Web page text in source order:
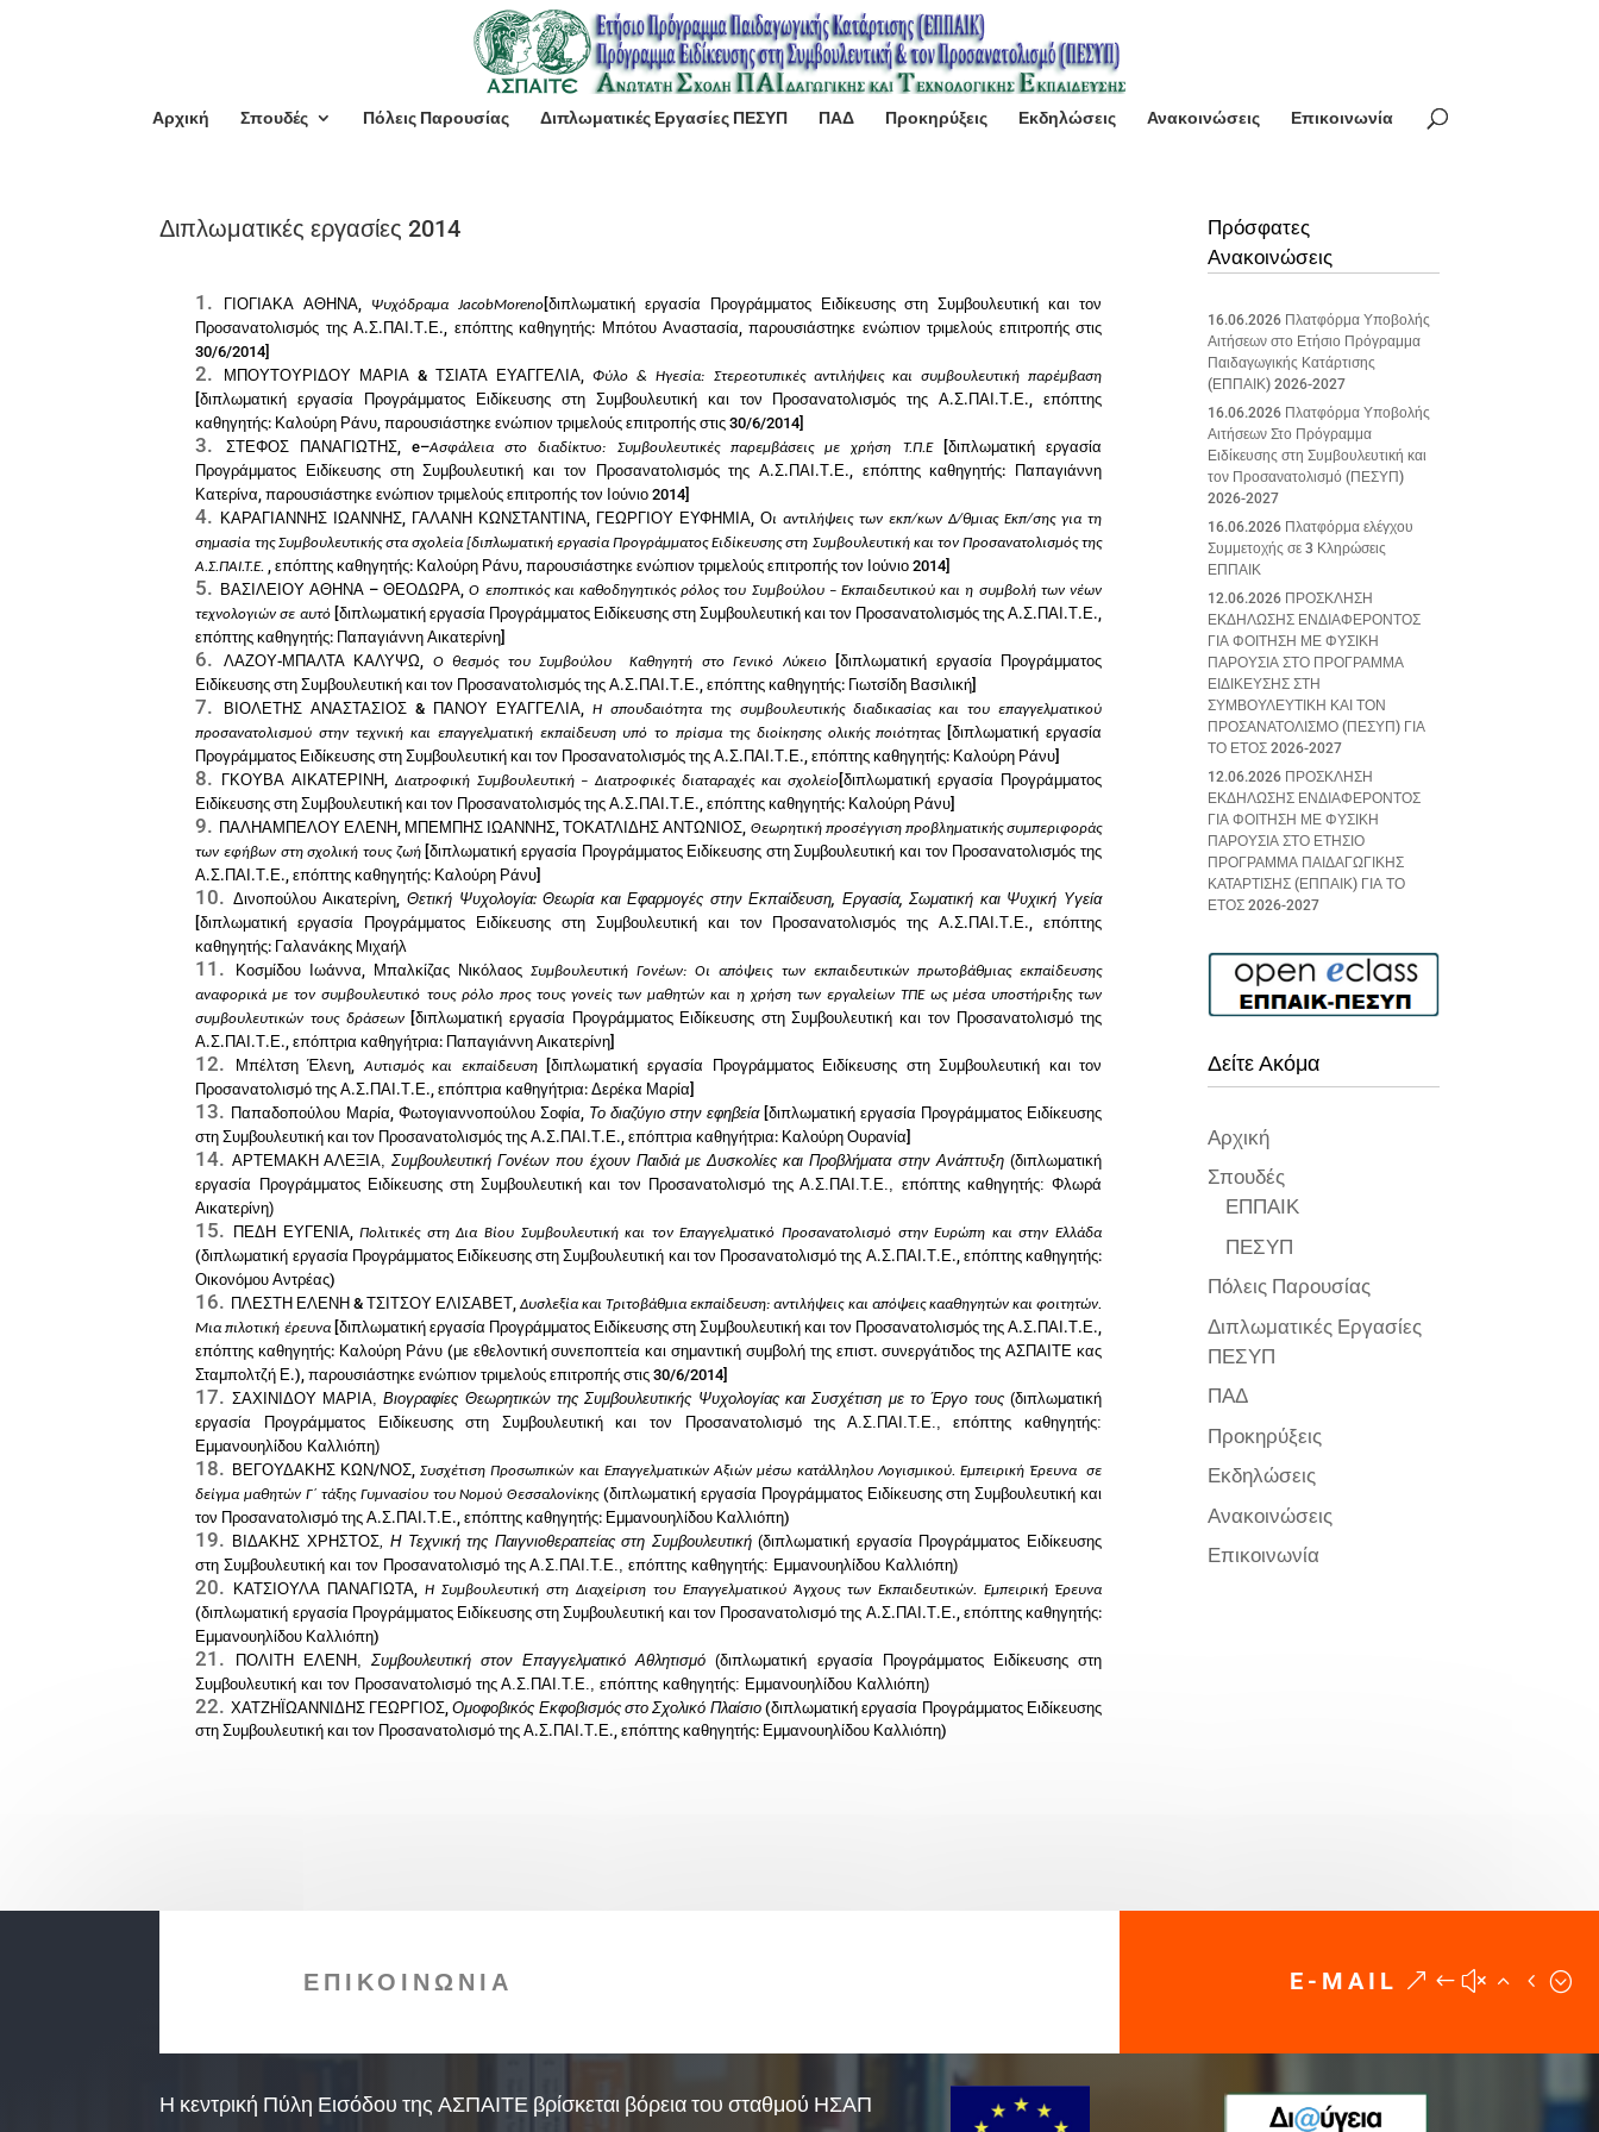
Αρχική Σπουδές Πόλεις Παρουσίας Διπλωματικές Εργασίες ΠΕΣΥΠ ΠΑΔ Προκηρύξεις Εκδηλώσεις Ανακοινώσεις Επικοινωνία
Διπλωματικές εργασίες 2014
ΓΙΟΓΙΑΚΑ ΑΘΗΝΑ, Ψυχόδραμα JacobMoreno[διπλωματική εργασία Προγράμματος Ειδίκευσης στη Συμβουλευτική και τον
Προσανατολισμός της Α.Σ.ΠΑΙ.Τ.Ε., επόπτης καθηγητής: Μπότου Αναστασία, παρουσιάστηκε ενώπιον τριμελούς επιτροπής στις
30/6/2014]
ΜΠΟΥΤΟΥΡΙΔΟΥ ΜΑΡΙΑ & ΤΣΙΑΤΑ ΕΥΑΓΓΕΛΙΑ,Φύλο & Ηγεσία: Στερεοτυπικές αντιλήψεις και συμβουλευτική παρέμβαση
[διπλωματική εργασία Προγράμματος Ειδίκευσης στη Συμβουλευτική και τον Προσανατολισμός της Α.Σ.ΠΑΙ.Τ.Ε., επόπτης
καθηγητής: Καλούρη Ράνυ, παρουσιάστηκε ενώπιον τριμελούς επιτροπής στις 30/6/2014]
ΣΤΕΦΟΣ ΠΑΝΑΓΙΩΤΗΣ,e–Ασφάλεια στο διαδίκτυο: Συμβουλευτικές παρεμβάσεις με χρήση Τ.Π.Ε
[διπλωματική εργασία
Προγράμματος Ειδίκευσης στη Συμβουλευτική και τον Προσανατολισμός της Α.Σ.ΠΑΙ.Τ.Ε., επόπτης καθηγητής: Παπαγιάννη
Κατερίνα, παρουσιάστηκε ενώπιον τριμελούς επιτροπής τον Ιούνιο 2014]
ΚΑΡΑΓΙΑΝΝΗΣ ΙΩΑΝΝΗΣ, ΓΑΛΑΝΗ ΚΩΝΣΤΑΝΤΙΝΑ, ΓΕΩΡΓΙΟΥ ΕΥΦΗΜΙΑ,Οι αντιλήψεις των εκπ/κων Δ/θμιας Εκπ/σης για τη
σημασία της Συμβουλευτικής στα σχολεία [διπλωματική εργασία Προγράμματος Ειδίκευσης στη Συμβουλευτική και τον Προσανατολισμός της
Α.Σ.ΠΑΙ.Τ.Ε., επόπτης καθηγητής: Καλούρη Ράνυ, παρουσιάστηκε ενώπιον τριμελούς επιτροπής τον Ιούνιο 2014]
ΒΑΣΙΛΕΙΟΥ ΑΘΗΝΑ – ΘΕΟΔΩΡΑ, Ο εποπτικός και καθοδηγητικός ρόλος του Συμβούλου – Εκπαιδευτικού και η συμβολή των νέων
τεχνολογιών σε αυτό[διπλωματική εργασία Προγράμματος Ειδίκευσης στη Συμβουλευτική και τον Προσανατολισμός της Α.Σ.ΠΑΙ.Τ.Ε.,
επόπτης καθηγητής: Παπαγιάννη Αικατερίνη]
ΛΑΖΟΥ-ΜΠΑΛΤΑ ΚΑΛΥΨΩ, Ο θεσμός του Συμβούλου Καθηγητή στο Γενικό Λύκειο[διπλωματική εργασία Προγράμματος
Ειδίκευσης στη Συμβουλευτική και τον Προσανατολισμός της Α.Σ.ΠΑΙ.Τ.Ε., επόπτης καθηγητής: Γιωτσίδη Βασιλική]
ΒΙΟΛΕΤΗΣ ΑΝΑΣΤΑΣΙΟΣ & ΠΑΝΟΥ ΕΥΑΓΓΕΛΙΑ,Η σπουδαιότητα της συμβουλευτικής διαδικασίας και του επαγγελματικού
προσανατολισμού στην τεχνική και επαγγελματική εκπαίδευση υπό το πρίσμα της διοίκησης ολικής ποιότητας[διπλωματική εργασία
Προγράμματος Ειδίκευσης στη Συμβουλευτική και τον Προσανατολισμός της Α.Σ.ΠΑΙ.Τ.Ε., επόπτης καθηγητής: Καλούρη Ράνυ]
ΓΚΟΥΒΑ ΑΙΚΑΤΕΡΙΝΗ, Διατροφική Συμβουλευτική – Διατροφικές διαταραχές και σχολείο[διπλωματική εργασία Προγράμματος
Ειδίκευσης στη Συμβουλευτική και τον Προσανατολισμός της Α.Σ.ΠΑΙ.Τ.Ε., επόπτης καθηγητής: Καλούρη Ράνυ]
ΠΑΛΗΑΜΠΕΛΟΥ ΕΛΕΝΗ, ΜΠΕΜΠΗΣ ΙΩΑΝΝΗΣ, ΤΟΚΑΤΛΙΔΗΣ ΑΝΤΩΝΙΟΣ, Θεωρητική προσέγγιση προβληματικής συμπεριφοράς
των εφήβων στη σχολική τους ζωή [διπλωματική εργασία Προγράμματος Ειδίκευσης στη Συμβουλευτική και τον Προσανατολισμός της
Α.Σ.ΠΑΙ.Τ.Ε., επόπτης καθηγητής: Καλούρη Ράνυ]
Δινοπούλου Αικατερίνη,Θετική Ψυχολογία: Θεωρία και Εφαρμογές στην Εκπαίδευση, Εργασία, Σωματική και Ψυχική Υγεία
[διπλωματική εργασία Προγράμματος Ειδίκευσης στη Συμβουλευτική και τον Προσανατολισμός της Α.Σ.ΠΑΙ.Τ.Ε., επόπτης
καθηγητής: Γαλανάκης Μιχαήλ
Κοσμίδου Ιωάννα, Μπαλκίζας ΝικόλαοςΣυμβουλευτική Γονέων: Οι απόψεις των εκπαιδευτικών πρωτοβάθμιας εκπαίδευσης
αναφορικά με τον συμβουλευτικό τους ρόλο προς τους γονείς των μαθητών και η χρήση των εργαλείων ΤΠΕ ως μέσα υποστήριξης των
συμβουλευτικών τους δράσεων [διπλωματική εργασία Προγράμματος Ειδίκευσης στη Συμβουλευτική και τον Προσανατολισμό της
Α.Σ.ΠΑΙ.Τ.Ε., επόπτρια καθηγήτρια: Παπαγιάννη Αικατερίνη]
Μπέλτση Έλενη,Αυτισμός και εκπαίδευση[διπλωματική εργασία Προγράμματος Ειδίκευσης στη Συμβουλευτική και τον
Προσανατολισμό της Α.Σ.ΠΑΙ.Τ.Ε., επόπτρια καθηγήτρια: Δερέκα Μαρία]
Παπαδοπούλου Μαρία, Φωτογιαννοπούλου Σοφία, Το διαζύγιο στην εφηβεία [διπλωματική εργασία Προγράμματος Ειδίκευσης
στη Συμβουλευτική και τον Προσανατολισμός της Α.Σ.ΠΑΙ.Τ.Ε., επόπτρια καθηγήτρια: Καλούρη Ουρανία]
ΑΡΤΕΜΑΚΗ ΑΛΕΞΙΑ, Συμβουλευτική Γονέων που έχουν Παιδιά με Δυσκολίες και Προβλήματα στην Ανάπτυξη(διπλωματική
εργασία Προγράμματος Ειδίκευσης στη Συμβουλευτική και τον Προσανατολισμό της Α.Σ.ΠΑΙ.Τ.Ε., επόπτης καθηγητής: Φλωρά
Αικατερίνη)
ΠΕΔΗ ΕΥΓΕΝΙΑ,Πολιτικές στη Δια Βίου Συμβουλευτική και τον Επαγγελματικό Προσανατολισμό στην Ευρώπη και στην Ελλάδα
(διπλωματική εργασία Προγράμματος Ειδίκευσης στη Συμβουλευτική και τον Προσανατολισμό της Α.Σ.ΠΑΙ.Τ.Ε., επόπτης καθηγητής:
Οικονόμου Αντρέας)
ΠΛΕΣΤΗ ΕΛΕΝΗ & ΤΣΙΤΣΟΥ ΕΛΙΣΑΒΕΤ,Δυσλεξία και Τριτοβάθμια εκπαίδευση: αντιλήψεις και απόψεις κααθηγητών και φοιτητών.
Μια πιλοτική έρευνα [διπλωματική εργασία Προγράμματος Ειδίκευσης στη Συμβουλευτική και τον Προσανατολισμός της Α.Σ.ΠΑΙ.Τ.Ε.,
επόπτης καθηγητής: Καλούρη Ράνυ (με εθελοντική συνεποπτεία και σημαντική συμβολή της επιστ. συνεργάτιδος της ΑΣΠΑΙΤΕ κας
Σταμπολτζή Ε.), παρουσιάστηκε ενώπιον τριμελούς επιτροπής στις 30/6/2014]
ΣΑΧΙΝΙΔΟΥ ΜΑΡΙΑ,Βιογραφίες Θεωρητικών της Συμβουλευτικής Ψυχολογίας και Συσχέτιση με το Έργο τους(διπλωματική
εργασία Προγράμματος Ειδίκευσης στη Συμβουλευτική και τον Προσανατολισμό της Α.Σ.ΠΑΙ.Τ.Ε., επόπτης καθηγητής:
Εμμανουηλίδου Καλλιόπη)
ΒΕΓΟΥΔΑΚΗΣ ΚΩΝ/ΝΟΣ,Συσχέτιση Προσωπικών και Επαγγελματικών Αξιών μέσω κατάλληλου Λογισμικού. Εμπειρική Έρευνα σε
δείγμα μαθητών Γ΄ τάξης Γυμνασίου του Νομού Θεσσαλονίκης(διπλωματική εργασία Προγράμματος Ειδίκευσης στη Συμβουλευτική και
τον Προσανατολισμό της Α.Σ.ΠΑΙ.Τ.Ε., επόπτης καθηγητής: Εμμανουηλίδου Καλλιόπη)
ΒΙΔΑΚΗΣ ΧΡΗΣΤΟΣ, Η Τεχνική της Παιγνιοθεραπείας στη Συμβουλευτική(διπλωματική εργασία Προγράμματος Ειδίκευσης
στη Συμβουλευτική και τον Προσανατολισμό της Α.Σ.ΠΑΙ.Τ.Ε., επόπτης καθηγητής: Εμμανουηλίδου Καλλιόπη)
ΚΑΤΣΙΟΥΛΑ ΠΑΝΑΓΙΩΤΑ,Η Συμβουλευτική στη Διαχείριση του Επαγγελματικού Άγχους των Εκπαιδευτικών. Εμπειρική Έρευνα
(διπλωματική εργασία Προγράμματος Ειδίκευσης στη Συμβουλευτική και τον Προσανατολισμό της Α.Σ.ΠΑΙ.Τ.Ε., επόπτης καθηγητής:
Εμμανουηλίδου Καλλιόπη)
ΠΟΛΙΤΗ ΕΛΕΝΗ, Συμβουλευτική στον Επαγγελματικό Αθλητισμό (διπλωματική εργασία Προγράμματος Ειδίκευσης στη
Συμβουλευτική και τον Προσανατολισμό της Α.Σ.ΠΑΙ.Τ.Ε., επόπτης καθηγητής: Εμμανουηλίδου Καλλιόπη)
ΧΑΤΖΗΪΩΑΝΝΙΔΗΣ ΓΕΩΡΓΙΟΣ,Ομοφοβικός Εκφοβισμός στο Σχολικό Πλαίσιο(διπλωματική εργασία Προγράμματος Ειδίκευσης
στη Συμβουλευτική και τον Προσανατολισμό της Α.Σ.ΠΑΙ.Τ.Ε., επόπτης καθηγητής: Εμμανουηλίδου Καλλιόπη)
Πρόσφατες
Ανακοινώσεις
16.06.2026 Πλατφόρμα Υποβολής
Αιτήσεων στο Ετήσιο Πρόγραμμα
Παιδαγωγικής Κατάρτισης
(ΕΠΠΑΙΚ) 2026-2027
16.06.2026 Πλατφόρμα Υποβολής
Αιτήσεων Στο Πρόγραμμα
Ειδίκευσης στη Συμβουλευτική και
τον Προσανατολισμό (ΠΕΣΥΠ)
2026-2027
16.06.2026 Πλατφόρμα ελέγχου
Συμμετοχής σε 3 Κληρώσεις
ΕΠΠΑΙΚ
12.06.2026 ΠΡΟΣΚΛΗΣΗ
ΕΚΔΗΛΩΣΗΣ ΕΝΔΙΑΦΕΡΟΝΤΟΣ
ΓΙΑ ΦΟΙΤΗΣΗ ΜΕ ΦΥΣΙΚΗ
ΠΑΡΟΥΣΙΑ ΣΤΟ ΠΡΟΓΡΑΜΜΑ
ΕΙΔΙΚΕΥΣΗΣ ΣΤΗ
ΣΥΜΒΟΥΛΕΥΤΙΚΗ ΚΑΙ ΤΟΝ
ΠΡΟΣΑΝΑΤΟΛΙΣΜΟ (ΠΕΣΥΠ) ΓΙΑ
ΤΟ ΕΤΟΣ 2026-2027
12.06.2026 ΠΡΟΣΚΛΗΣΗ
ΕΚΔΗΛΩΣΗΣ ΕΝΔΙΑΦΕΡΟΝΤΟΣ
ΓΙΑ ΦΟΙΤΗΣΗ ΜΕ ΦΥΣΙΚΗ
ΠΑΡΟΥΣΙΑ ΣΤΟ ΕΤΗΣΙΟ
ΠΡΟΓΡΑΜΜΑ ΠΑΙΔΑΓΩΓΙΚΗΣ
ΚΑΤΑΡΤΙΣΗΣ (ΕΠΠΑΙΚ) ΓΙΑ ΤΟ
ΕΤΟΣ 2026-2027
Δείτε Ακόμα
Αρχική
Σπουδές
ΕΠΠΑΙΚ
ΠΕΣΥΠ
Πόλεις Παρουσίας
Διπλωματικές Εργασίες
ΠΕΣΥΠ
ΠΑΔ
Προκηρύξεις
Εκδηλώσεις
Ανακοινώσεις
Επικοινωνία
ΕΠΙΚΟΙΝΩΝΙΑ E-MAIL
Η κεντρική Πύλη Εισόδου της ΑΣΠΑΙΤΕ βρίσκεται βόρεια του σταθμού ΗΣΑΠ